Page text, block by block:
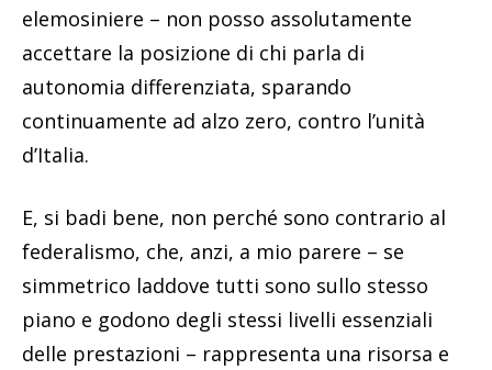
elemosiniere – non posso assolutamente
accettare la posizione di chi parla di
autonomia differenziata, sparando
continuamente ad alzo zero, contro l’unità
d’Italia.
E, si badi bene, non perché sono contrario al
federalismo, che, anzi, a mio parere – se
simmetrico laddove tutti sono sullo stesso
piano e godono degli stessi livelli essenziali
delle prestazioni – rappresenta una risorsa e